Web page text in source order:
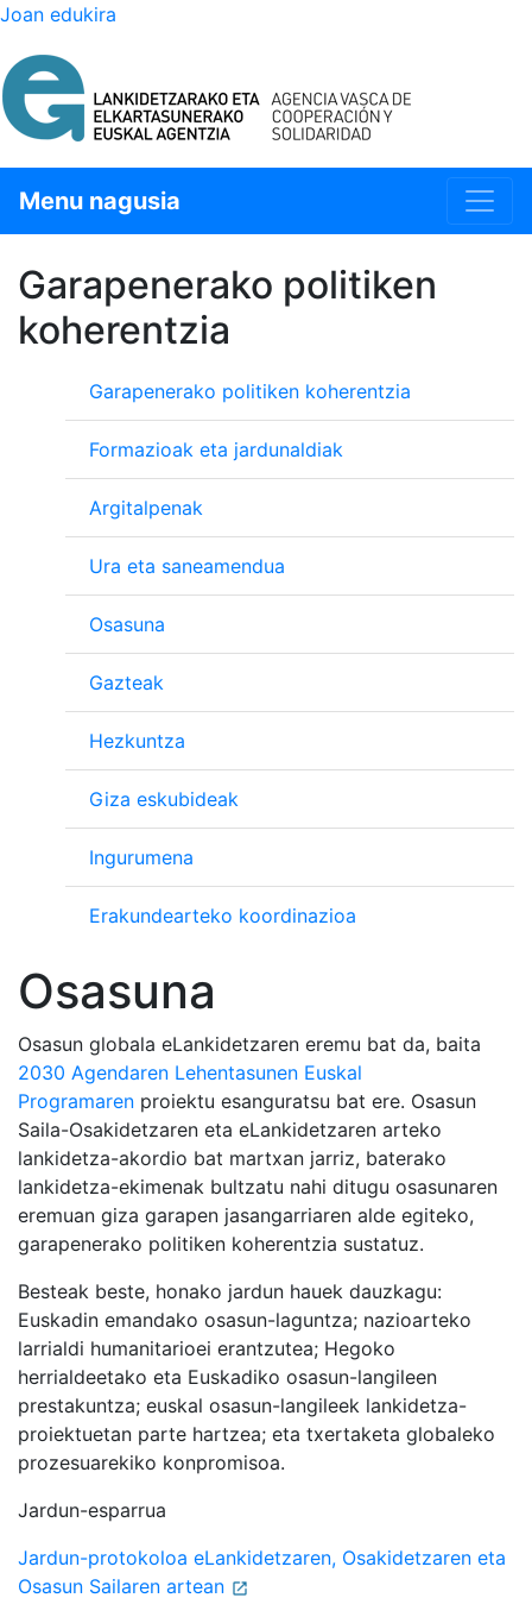
Joan edukira
Menu nagusia
Garapenerako politiken
koherentzia
Garapenerako politiken koherentzia
Formazioak eta jardunaldiak
Argitalpenak
Ura eta saneamendua
Osasuna
Gazteak
Hezkuntza
Giza eskubideak
Ingurumena
Erakundearteko koordinazioa
Osasuna
Osasun globala eLankidetzaren eremu bat da, baita
2030 Agendaren Lehentasunen Euskal
Programaren proiektu esanguratsu bat ere. Osasun
Saila-Osakidetzaren eta eLankidetzaren arteko
lankidetza-akordio bat martxan jarriz, baterako
lankidetza-ekimenak bultzatu nahi ditugu osasunaren
eremuan giza garapen jasangarriaren alde egiteko,
garapenerako politiken koherentzia sustatuz.
Besteak beste, honako jardun hauek dauzkagu:
Euskadin emandako osasun-laguntza; nazioarteko
larrialdi humanitarioei erantzutea; Hegoko
herrialdeetako eta Euskadiko osasun-langileen
prestakuntza; euskal osasun-langileek lankidetza-
proiektuetan parte hartzea; eta txertaketa globaleko
prozesuarekiko konpromisoa.
Jardun-esparrua
Jardun-protokoloa eLankidetzaren, Osakidetzaren eta
Osasun Sailaren artean